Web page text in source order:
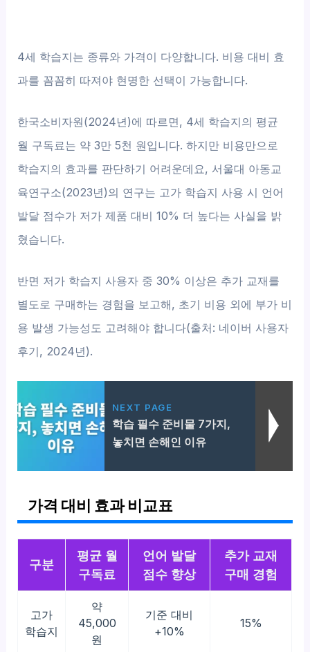
4세 학습지는 종류와 가격이 다양합니다. 비용 대비 효
과를 꼼꼼히 따져야 현명한 선택이 가능합니다.
한국소비자원(2024년)에 따르면, 4세 학습지의 평균
월 구독료는 약 3만 5천 원입니다. 하지만 비용만으로
학습지의 효과를 판단하기 어려운데요, 서울대 아동교
육연구소(2023년)의 연구는 고가 학습지 사용 시 언어
발달 점수가 저가 제품 대비 10% 더 높다는 사실을 밝
혔습니다.
반면 저가 학습지 사용자 중 30% 이상은 추가 교재를
별도로 구매하는 경험을 보고해, 초기 비용 외에 부가 비
용 발생 가능성도 고려해야 합니다(출처: 네이버 사용자
후기, 2024년).
NEXT PAGE
학습 필수 준비물 7가지,
놓치면 손해인 이유
가격 대비 효과 비교표
구분
평균 월
구독료
언어 발달
점수 향상
추가 교재
구매 경험
고가
학습지
약
45,000
원
기준 대비
+10%
15%